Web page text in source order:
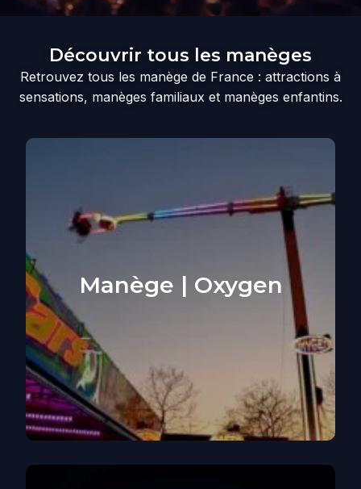
Découvrir tous les manèges
Retrouvez tous les manège de France : attractions à
sensations, manèges familiaux et manèges enfantins.
Manège | Oxygen